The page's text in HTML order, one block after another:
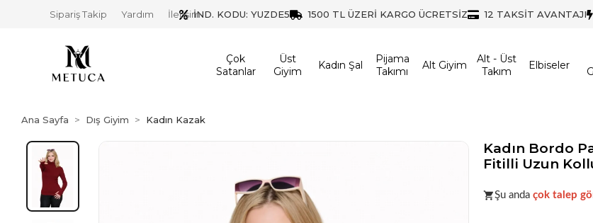
İND. KODU: YUZDE5 1500 TL ÜZERİ KARGO ÜCRETSİZ 12 TAKSİT AVANTAJI
Sipariş Takip Yardım İletişim
Çok
Satanlar
Üst
Giyim
Kadın Şal
Pijama
Takımı
Alt Giyim
Alt - Üst
Takım
Elbiseler
Ana Sayfa Dış Giyim Kadın Kazak
Kadın Bordo
Fitilli Uzun
Acele et!Stoklar
Şu anda çok talep